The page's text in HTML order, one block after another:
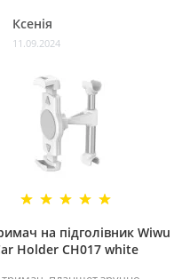
Ксенія
11.09.2024
на підголівник Wiwu
Holder CH017 white